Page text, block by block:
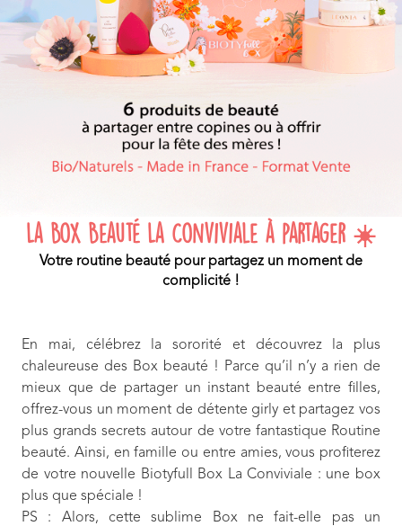
La Box Beauté La Conviviale à partager ☀️
Votre routine beauté pour partagez un moment de
complicité !
En mai, célébrez la sororité et découvrez la plus
chaleureuse des Box beauté ! Parce qu’il n’y a rien de
mieux que de partager un instant beauté entre filles,
offrez-vous un moment de détente girly et partagez vos
plus grands secrets autour de votre fantastique Routine
beauté. Ainsi, en famille ou entre amies, vous profiterez
de votre nouvelle Biotyfull Box La Conviviale : une box
plus que spéciale !
PS : Alors, cette sublime Box ne fait-elle pas un